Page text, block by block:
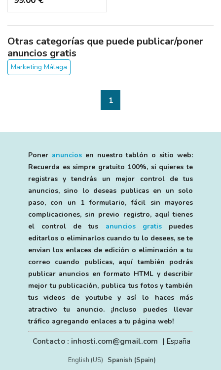
Otras categorías que puede publicar/poner
anuncios gratis
Marketing Málaga
1
Poner anunciosen nuestro tablón o sitio web:
Recuerda es simpre gratuito 100%, si quieres te
registras y tendrás un mejor control de tus
anuncios, sino lo deseas publicas en un solo
paso, con un 1 formulario, fácil sin mayores
complicaciones, sin previo registro, aquí tienes
el control de tus anuncios gratispuedes
editarlos o eliminarlos cuando tu lo desees, se te
envian los enlaces de edición o eliminación a tu
correo cuando publicas, aquí también podrás
publicar anuncios en formato HTML y describir
mejor tu publicación, publica tus fotos y también
tus videos de youtube y así lo haces más
atractivo tu anuncio. ¡Incluso puedes llevar
tráfico agregando enlaces a tu página web!
Contacto : inhosti.com@gmail.com | España
English (US) Spanish (Spain)